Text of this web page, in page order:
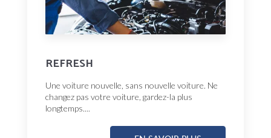
REFRESH
Une voiture nouvelle, sans nouvelle voiture. Ne
changez pas votre voiture, gardez-la plus
longtemps....